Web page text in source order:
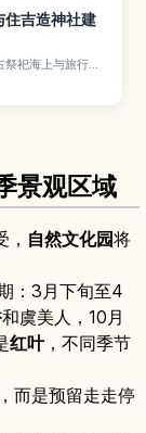
住吉造神社建
祀海上与旅行之
特的“住吉造”本
拜地。本文将介
景观区域
自然文化园将
：3月下旬至4
和虞美人，10月
红叶，不同季节
而是预留走走停